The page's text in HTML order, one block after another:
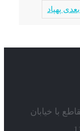
پهپاد
با خیابان